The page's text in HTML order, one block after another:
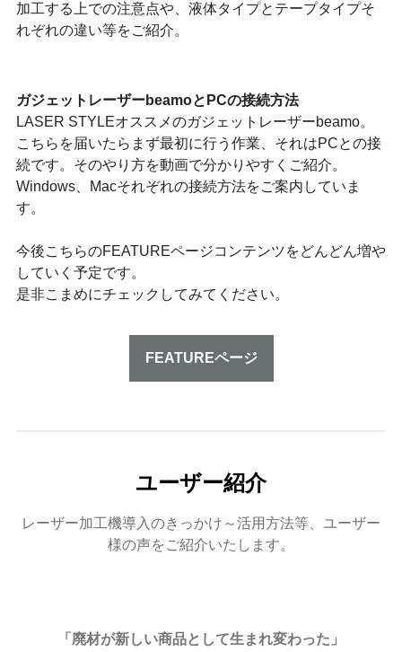
加工する上での注意点や、液体タイプとテープタイプそ
れぞれの違い等をご紹介。
ガジェットレーザーbeamoとPCの接続方法
LASER STYLEオススメのガジェットレーザーbeamo。
こちらを届いたらまず最初に行う作業、それはPCとの接
続です。そのやり方を動画で分かりやすくご紹介。
Windows、Macそれぞれの接続方法をご案内していま
す。
今後こちらのFEATUREページコンテンツをどんどん増や
していく予定です。
是非こまめにチェックしてみてください。
FEATUREページ
ユーザー紹介
レーザー加工機導入のきっかけ～活用方法等、ユーザー
様の声をご紹介いたします。
「廃材が新しい商品として生まれ変わった」